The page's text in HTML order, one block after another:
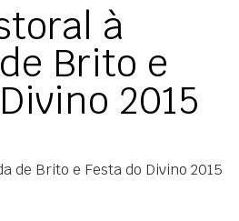
à
Brito e
2015
de Brito e Festa do Divino 2015